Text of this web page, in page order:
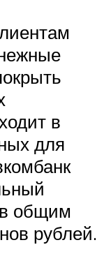
в
для
общим
рублей.